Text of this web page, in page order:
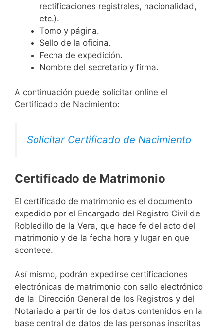
rectificaciones registrales, nacionalidad,
etc.).
Tomo y página.
Sello de la oficina.
Fecha de expedición.
Nombre del secretario y firma.
A continuación puede solicitar online el
Certificado de Nacimiento:
Solicitar Certificado de Nacimiento
Certificado de Matrimonio
El certificado de matrimonio es el documento
expedido por el Encargado del Registro Civil de
Robledillo de la Vera, que hace fe del acto del
matrimonio y de la fecha hora y lugar en que
acontece.
Así mismo, podrán expedirse certificaciones
electrónicas de matrimonio con sello electrónico
de la Dirección General de los Registros y del
Notariado a partir de los datos contenidos en la
base central de datos de las personas inscritas